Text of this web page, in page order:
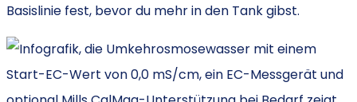
Basislinie fest, bevor du mehr in den Tank gibst.